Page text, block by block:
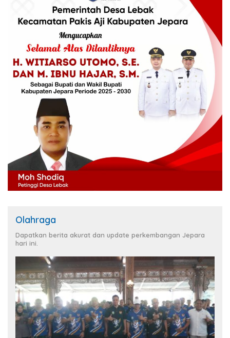
Olahraga
Dapatkan berita akurat dan update perkembangan Jepara
hari ini.